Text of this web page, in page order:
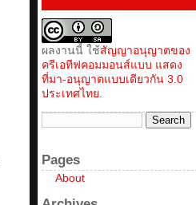
ผลงานนี้ ใช้สัญญาอนุญาตของ
ครีเอทีฟคอมมอนส์แบบ แสดง
ที่มา-อนุญาตแบบเดียวกัน 3.0
ประเทศไทย
Pages
About